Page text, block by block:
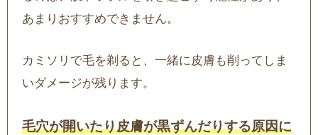
あまりおすすめできません。
カミソリで毛を剃ると、一緒に皮膚も削ってしま
いダメージが残ります。
毛穴が開いたり皮膚が黒ずんだりする原因に